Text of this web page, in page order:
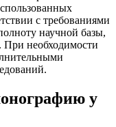
с требованиями
научной базы,
При необходимости
у